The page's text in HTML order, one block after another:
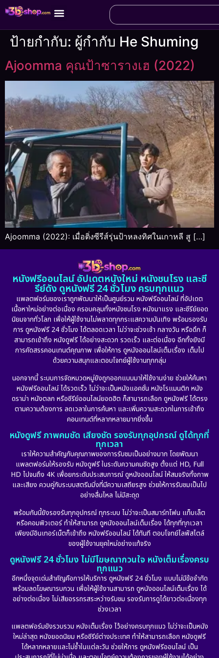
ป้ายกำกับ: ผู้กำกับ He Shuming
Ajoomma คุณป้าซารางเฮ (2022)
Ajoomma (2022): เมื่อติ่งซีรีส์รุ่นป้าหลงทิศในเกาหลี สู […]
หนังฟรีออนไลน์ อัปเดตหนังใหม่ หนังชนโรง และซี
รีย์ดัง ดูหนังฟรี 24 ชั่วโมง ครบทุกแนว
แพลตฟอร์มของเราถูกพัฒนาให้เป็นศูนย์รวม หนังฟรีออนไลน์ ที่อัปเดต
เนื้อหาใหม่อย่างต่อเนื่อง ครอบคลุมทั้งหนังชนโรง หนังมาแรง และซีรีย์ยอด
นิยมจากทั่วโลก เพื่อให้ผู้ใช้งานไม่พลาดทุกกระแสความบันเทิง พร้อมรองรับ
การ ดูหนังฟรี 24 ชั่วโมง ได้ตลอดเวลา ไม่ว่าจะช่วงเช้า กลางวัน หรือดึก ก็
สามารถเข้าถึง หนังดูฟรี ได้อย่างสะดวก รวดเร็ว และต่อเนื่อง อีกทั้งยังมี
การคัดสรรคอนเทนต์คุณภาพ เพื่อให้การ ดูหนังออนไลน์เต็มเรื่อง เต็มไป
ด้วยความสนุกและตอบโจทย์ผู้ใช้งานทุกกลุ่ม
นอกจากนี้ ระบบการจัดหมวดหมู่ยังถูกออกแบบมาให้ใช้งานง่าย ช่วยให้ค้นหา
หนังฟรีออนไลน์ ได้รวดเร็ว ไม่ว่าจะเป็นหนังแอคชั่น หนังโรแมนติก หนัง
ดราม่า หนังตลก หรือซีรีย์ออนไลน์ยอดฮิต ก็สามารถเลือก ดูหนังฟรี ได้ตรง
ตามความต้องการ ลดเวลาในการค้นหา และเพิ่มความสะดวกในการเข้าถึง
คอนเทนต์ที่หลากหลายมากยิ่งขึ้น
หนังดูฟรี ภาพคมชัด เสียงชัด รองรับทุกอุปกรณ์ ดูได้ทุกที่
ทุกเวลา
เราให้ความสำคัญกับคุณภาพของการรับชมเป็นอย่างมาก โดยพัฒนา
แพลตฟอร์มให้รองรับ หนังดูฟรี ในระดับความคมชัดสูง ตั้งแต่ HD, Full
HD ไปจนถึง 4K เพื่อยกระดับประสบการณ์ ดูหนังออนไลน์ ให้สมจริงทั้งภาพ
และเสียง ควบคู่กับระบบสตรีมมิ่งที่มีความเสถียรสูง ช่วยให้การรับชมเป็นไป
อย่างลื่นไหล ไม่มีสะดุด
พร้อมกันนี้ยังรองรับทุกอุปกรณ์ ทุกระบบ ไม่ว่าจะเป็นสมาร์ทโฟน แท็บเล็ต
หรือคอมพิวเตอร์ ทำให้สามารถ ดูหนังออนไลน์เต็มเรื่อง ได้ทุกที่ทุกเวลา
เพียงมีอินเทอร์เน็ตก็เข้าถึง หนังฟรีออนไลน์ ได้ทันที ตอบโจทย์ไลฟ์สไตล์
ของผู้ใช้งานยุคใหม่อย่างแท้จริง
ดูหนังฟรี 24 ชั่วโมง ไม่มีโฆษณากวนใจ หนังเต็มเรื่องครบ
ทุกแนว
อีกหนึ่งจุดเด่นสำคัญคือการให้บริการ ดูหนังฟรี 24 ชั่วโมง แบบไม่มีข้อจำกัด
พร้อมลดโฆษณารบกวน เพื่อให้ผู้ใช้งานสามารถ ดูหนังออนไลน์เต็มเรื่อง ได้
อย่างต่อเนื่อง ไม่เสียอรรถรสระหว่างรับชม รองรับการดูได้ยาวต่อเนื่องทุก
ช่วงเวลา
แพลตฟอร์มยังรวบรวม หนังเต็มเรื่อง ไว้อย่างครบทุกแนว ไม่ว่าจะเป็นหนัง
ใหม่ล่าสุด หนังยอดนิยม หรือซีรีย์ต่างประเทศ ทำให้สามารถเลือก หนังดูฟรี
ได้หลากหลายและไม่ซ้ำในแต่ละวัน ช่วยให้การ ดูหนังฟรีออนไลน์ เป็น